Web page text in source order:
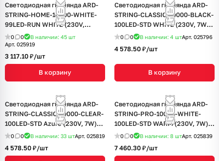
Светодиодная гирлянда ARD-
STRING-HOME-10000-WHITE-
99LED-RUN WHITE (230V,
10.5W) (Ardecoled, IP20, 1 год)
0 0 В наличии: 45 шт
Арт. 025919
3 117.10 ₽/шт
В корзину
Светодиодная гирлянда ARD-
STRING-CLASSIC-10000-BLACK-
100LED-STD WHITE (230V, 7W)
(Ardecoled, IP65, 1 год)
0 0 В наличии: 4 штАрт. 025796
4 578.50 ₽/шт
В корзину
Светодиодная гирлянда ARD-
STRING-CLASSIC-10000-CLEAR-
100LED-STD Azure (230V, 7W)
(Ardecoled, IP65, 1 год)
0 0 В наличии: 33 штАрт. 025819
4 578.50 ₽/шт
Светодиодная гирлянда ARD-
STRING-PRO-10000-WHITE-
100LED-STD WARM (230V, 7W)
(Ardecoled, IP65, 2 года)
0 0 В наличии: 8 штАрт. 025839
7 460.30 ₽/шт